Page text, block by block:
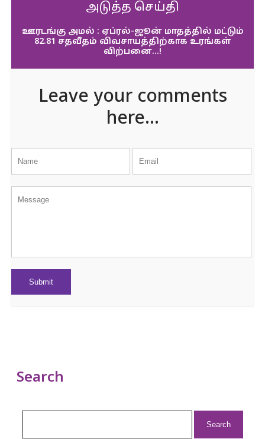
அடுத்த செய்தி
ஊரடங்கு அமல் : ஏப்ரல்-ஜூன் மாதத்தில் மட்டும்
82.81 சதவீதம் விவசாயத்திற்காக உரங்கள்
விற்பனை…!
Leave your comments
here...
Search